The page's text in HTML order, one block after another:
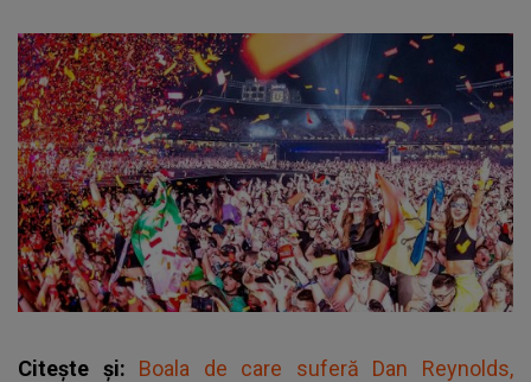
Citește și: Boala de care suferă Dan Reynolds,